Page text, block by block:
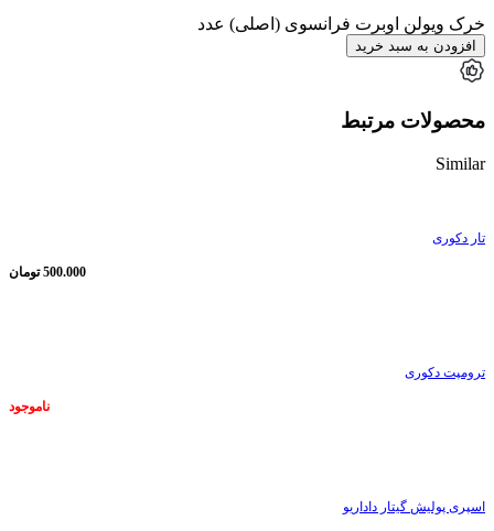
خرک ویولن اوبرت فرانسوی (اصلی) عدد
افزودن به سبد خرید
محصولات مرتبط
Similar
تار دکوری
500.000 تومان
ترومپت دکوری
ناموجود
اسپری پولیش گیتار داداریو